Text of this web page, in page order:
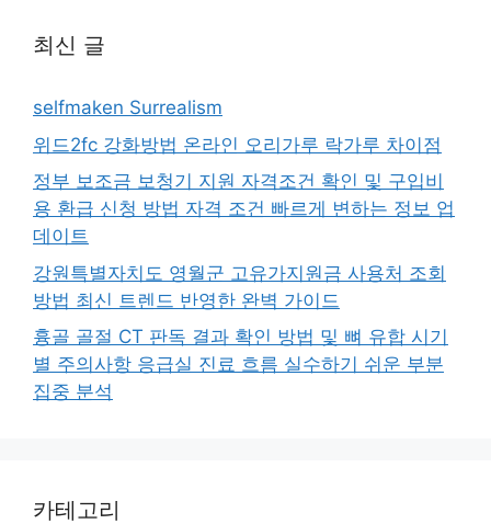
최신 글
selfmaken Surrealism
위드2fc 강화방법 온라인 오리가루 락가루 차이점
정부 보조금 보청기 지원 자격조건 확인 및 구입비
용 환급 신청 방법 자격 조건 빠르게 변하는 정보 업
데이트
강원특별자치도 영월군 고유가지원금 사용처 조회
방법 최신 트렌드 반영한 완벽 가이드
흉골 골절 CT 판독 결과 확인 방법 및 뼈 유합 시기
별 주의사항 응급실 진료 흐름 실수하기 쉬운 부분
집중 분석
카테고리